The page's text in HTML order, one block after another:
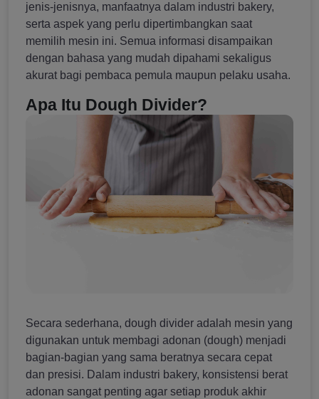
jenis-jenisnya, manfaatnya dalam industri bakery,
serta aspek yang perlu dipertimbangkan saat
memilih mesin ini. Semua informasi disampaikan
dengan bahasa yang mudah dipahami sekaligus
akurat bagi pembaca pemula maupun pelaku usaha.
Apa Itu Dough Divider?
Secara sederhana, dough divider adalah mesin yang
digunakan untuk membagi adonan (dough) menjadi
bagian-bagian yang sama beratnya secara cepat
dan presisi. Dalam industri bakery, konsistensi berat
adonan sangat penting agar setiap produk akhir